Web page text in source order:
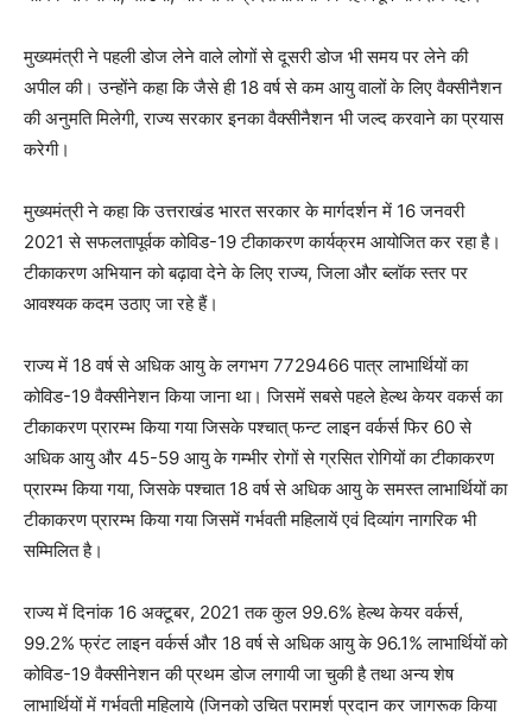
मुख्यमंत्री ने पहली डोज लेने वाले लोगों से दूसरी डोज भी समय पर लेने की
अपील की। उन्होंने कहा कि जैसे ही 18 वर्ष से कम आयु वालों के लिए वैक्सीनैशन
की अनुमति मिलेगी, राज्य सरकार इनका वैक्सीनैशन भी जल्द करवाने का प्रयास
करेगी।
मुख्यमंत्री ने कहा कि उत्तराखंड भारत सरकार के मार्गदर्शन में 16 जनवरी
2021 से सफलतापूर्वक कोविड-19 टीकाकरण कार्यक्रम आयोजित कर रहा है।
टीकाकरण अभियान को बढ़ावा देने के लिए राज्य, जिला और ब्लॉक स्तर पर
आवश्यक कदम उठाए जा रहे हैं।
राज्य में 18 वर्ष से अधिक आयु के लगभग 7729466 पात्र लाभार्थियों का
कोविड-19 वैक्सीनेशन किया जाना था। जिसमें सबसे पहले हेल्थ केयर वकर्स का
टीकाकरण प्रारम्भ किया गया जिसके पश्चात् फन्ट लाइन वर्कर्स फिर 60 से
अधिक आयु और 45-59 आयु के गम्भीर रोगों से ग्रसित रोगियों का टीकाकरण
प्रारम्भ किया गया, जिसके पश्चात 18 वर्ष से अधिक आयु के समस्त लाभार्थियों का
टीकाकरण प्रारम्भ किया गया जिसमें गर्भवती महिलायें एवं दिव्यांग नागरिक भी
सम्मिलित है।
राज्य में दिनांक 16 अक्टूबर, 2021 तक कुल 99.6% हेल्थ केयर वर्कर्स,
99.2% फ्रंट लाइन वर्कर्स और 18 वर्ष से अधिक आयु के 96.1% लाभार्थियों को
कोविड-19 वैक्सीनेशन की प्रथम डोज लगायी जा चुकी है तथा अन्य शेष
लाभार्थियों में गर्भवती महिलाये (जिनको उचित परामर्श प्रदान कर जागरूक किया